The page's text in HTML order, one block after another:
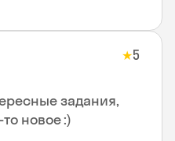
★5
задания,
новое :)